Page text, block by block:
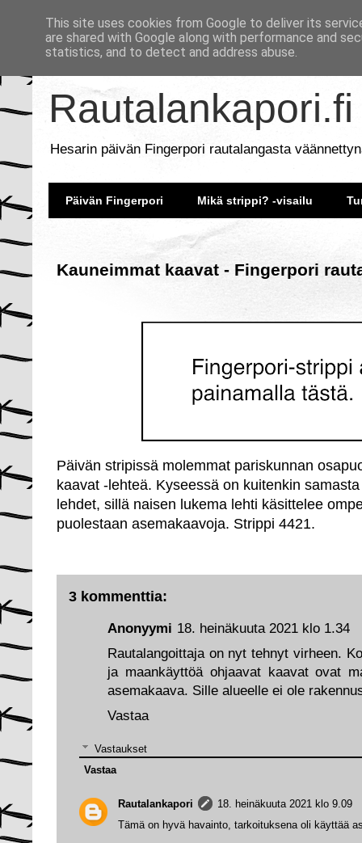
Rautalankapori.fi
Hesarin päivän Fingerpori rautalangasta
Päivän Fingerpori Mikä strippi? -visailu
Kauneimmat kaavat - Fingerpori
Päivän stripissä molemmat pariskunnan
kaavat -lehteä. Kyseessä on kuitenkin
lehdet, sillä naisen lukema lehti käsittelee
puolestaan asemakaavoja. Strippi 4421.
3 kommenttia:
Anonyymi 18. heinäkuuta 2021 klo 1.34
Rautalangoittaja on nyt tehnyt virheen.
ja maankäyttöä ohjaavat kaavat ovat
asemakaava. Sille alueelle ei ole
Vastaa
Vastaukset
Rautalankapori
18. heinäkuuta 2021 klo 9.09
Tämä on hyvä havainto, tarkoituksena oli käyttää
Vastaa
This site uses cookies from Google to deliver its
are shared with Google along with performance and
statistics, and to detect and address abuse.